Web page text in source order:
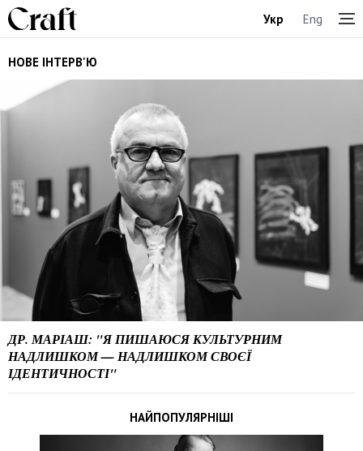
Укр Eng
НОВЕ ІНТЕРВ'Ю
ДР. МАРІАШ: "Я ПИШАЮСЯ КУЛЬТУРНИМ
НАДЛИШКОМ — НАДЛИШКОМ СВОЄЇ
ІДЕНТИЧНОСТІ"
НАЙПОПУЛЯРНІШІ